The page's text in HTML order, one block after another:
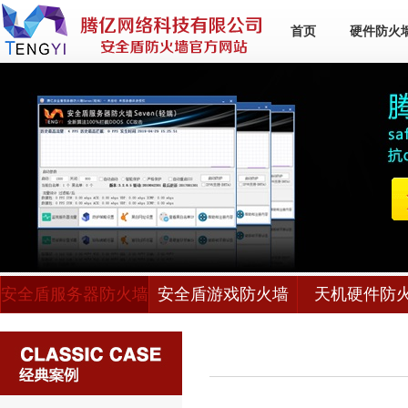
首页 硬件防火
安全盾服务器防火墙 安全盾游戏防火墙 天机硬件防